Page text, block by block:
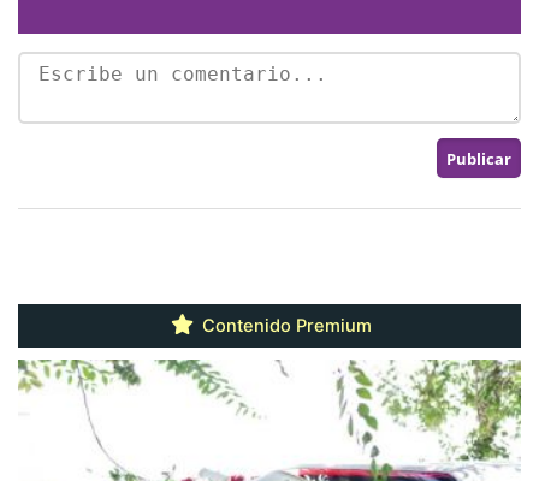
Contenido Premium